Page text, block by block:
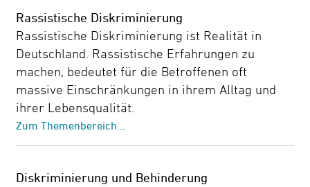
Rassistische Diskriminierung
Rassistische Diskriminierung ist Realität in
Deutschland. Rassistische Erfahrungen zu
machen, bedeutet für die Betroffenen oft
massive Einschränkungen in ihrem Alltag und
ihrer Lebensqualität.
Zum Themenbereich...
Diskriminierung und Behinderung